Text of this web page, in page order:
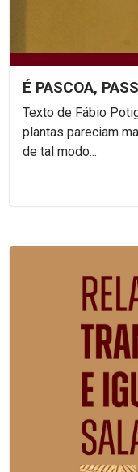
É PASCOA,
Texto de Fábio Potiguar Estava tudo tão
plantas pareciam
de tal modo...